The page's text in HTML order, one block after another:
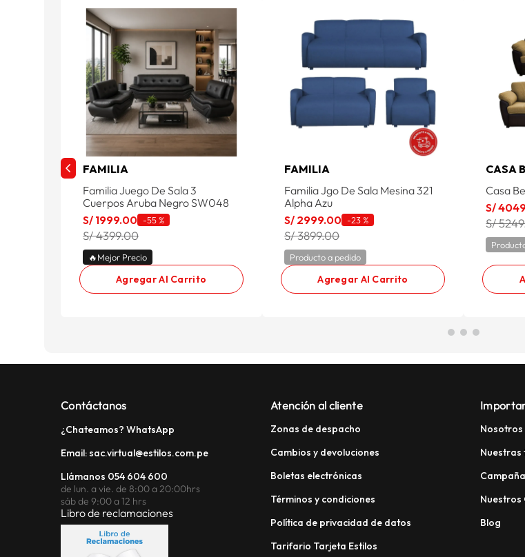
FAMILIA
Familia Juego De Sala 3
Cuerpos Aruba Negro SW048
S/ 1999.00 -55 %
S/ 4399.00
🔥Mejor Precio
Agregar Al Carrito
FAMILIA
Familia Jgo De Sala Mesina 321
Alpha Azu
S/ 2999.00 -23 %
S/ 3899.00
Producto a pedido
Agregar Al Carrito
CASA
Casa
S/4049
S/
Contáctanos
¿Chateamos? WhatsApp
Email: sac.virtual@estilos.com.pe
Llámanos 054 604 600
de lun. a vie. de 8:00 a 20:00hrs
sáb de 9:00 a 12 hrs
Libro de reclamaciones
Atención al cliente
Zonas de despacho
Cambios y devoluciones
Boletas electrónicas
Términos y condiciones
Política de privacidad de datos
Tarifario Tarjeta Estilos
Nosotros
Nuestras
Nuestros
Blog